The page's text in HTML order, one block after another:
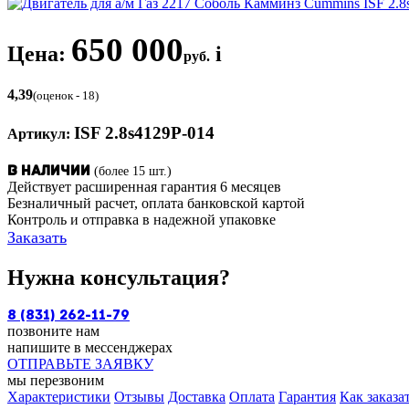
Цена: 650 000руб. i
4,39(оценок - 18)
Артикул: ISF 2.8s4129P-014
В наличии (более 15 шт.)
Действует расширенная гарантия 6 месяцев
Безналичный расчет, оплата банковской картой
Контроль и отправка в надежной упаковке
Заказать
Нужна консультация?
8 (831) 262-11-79
позвоните нам
напишите в мессенджерах
ОТПРАВЬТЕ ЗАЯВКУ
мы перезвоним
Характеристики Отзывы Доставка Оплата Гарантия Как